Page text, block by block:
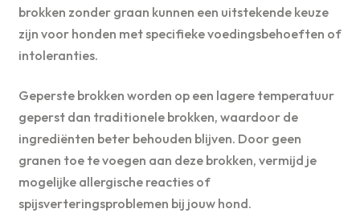
brokken zonder graan kunnen een uitstekende keuze
zijn voor honden met specifieke voedingsbehoeften of
intoleranties.
Geperste brokken worden op een lagere temperatuur
geperst dan traditionele brokken, waardoor de
ingrediënten beter behouden blijven. Door geen
granen toe te voegen aan deze brokken, vermijd je
mogelijke allergische reacties of
spijsverteringsproblemen bij jouw hond.